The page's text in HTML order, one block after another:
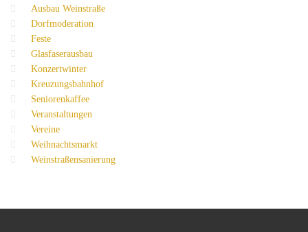
Ausbau Weinstraße
Dorfmoderation
Feste
Glasfaserausbau
Konzertwinter
Kreuzungsbahnhof
Seniorenkaffee
Veranstaltungen
Vereine
Weihnachtsmarkt
Weinstraßensanierung